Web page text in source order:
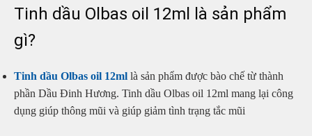
Tinh dầu Olbas oil 12ml là sản phẩm
gì?
Tinh dầu Olbas oil 12ml là sản phẩm được bào chế từ thành
phần Dầu Đinh Hương. Tinh dầu Olbas oil 12ml mang lại công
dụng giúp thông mũi và giúp giảm tình trạng tắc mũi